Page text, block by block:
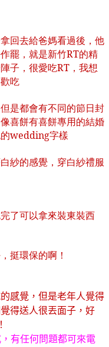
回去給爸媽看過後，他
罷，就是新竹RT的精
子，很愛吃RT ，我想
吃
是都會有不同的節日封
喜餅有喜餅專用的結婚
wedding字樣
紗的感覺，穿白紗禮服
了可以拿來裝東裝西
挺環保的啊！
感覺，但是老年人覺得
得送人很丟面子，好
有任何問題都可來電